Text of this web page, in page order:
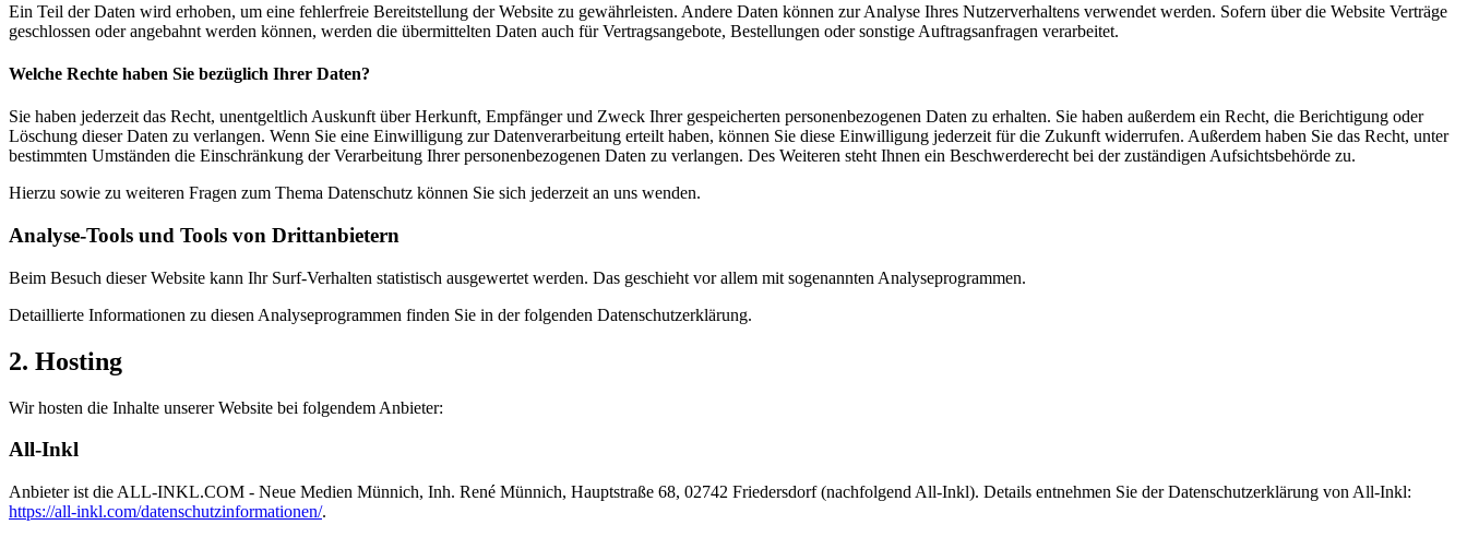
Ein Teil der Daten wird erhoben, um eine fehlerfreie Bereitstellung der Website zu gewährleisten. Andere Daten können zur Analyse Ihres Nutzerverhaltens verwendet werden. Sofern über die Website Verträge
geschlossen oder angebahnt werden können, werden die übermittelten Daten auch für Vertragsangebote, Bestellungen oder sonstige Auftragsanfragen verarbeitet.
Welche Rechte haben Sie bezüglich Ihrer Daten?
Sie haben jederzeit das Recht, unentgeltlich Auskunft über Herkunft, Empfänger und Zweck Ihrer gespeicherten personenbezogenen Daten zu erhalten. Sie haben außerdem ein Recht, die Berichtigung oder
Löschung dieser Daten zu verlangen. Wenn Sie eine Einwilligung zur Datenverarbeitung erteilt haben, können Sie diese Einwilligung jederzeit für die Zukunft widerrufen. Außerdem haben Sie das Recht, unter
bestimmten Umständen die Einschränkung der Verarbeitung Ihrer personenbezogenen Daten zu verlangen. Des Weiteren steht Ihnen ein Beschwerderecht bei der zuständigen Aufsichtsbehörde zu.
Hierzu sowie zu weiteren Fragen zum Thema Datenschutz können Sie sich jederzeit an uns wenden.
Analyse-Tools und Tools von Dritt­anbietern
Beim Besuch dieser Website kann Ihr Surf-Verhalten statistisch ausgewertet werden. Das geschieht vor allem mit sogenannten Analyseprogrammen.
Detaillierte Informationen zu diesen Analyseprogrammen finden Sie in der folgenden Datenschutzerklärung.
2. Hosting
Wir hosten die Inhalte unserer Website bei folgendem Anbieter:
All-Inkl
Anbieter ist die ALL-INKL.COM - Neue Medien Münnich, Inh. René Münnich, Hauptstraße 68, 02742 Friedersdorf (nachfolgend All-Inkl). Details entnehmen Sie der Datenschutzerklärung von All-Inkl:
https://all-inkl.com/datenschutzinformationen/.